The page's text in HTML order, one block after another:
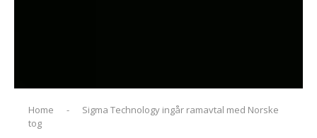
Home -
Sigma Technology ingår ramavtal med Norske
tog